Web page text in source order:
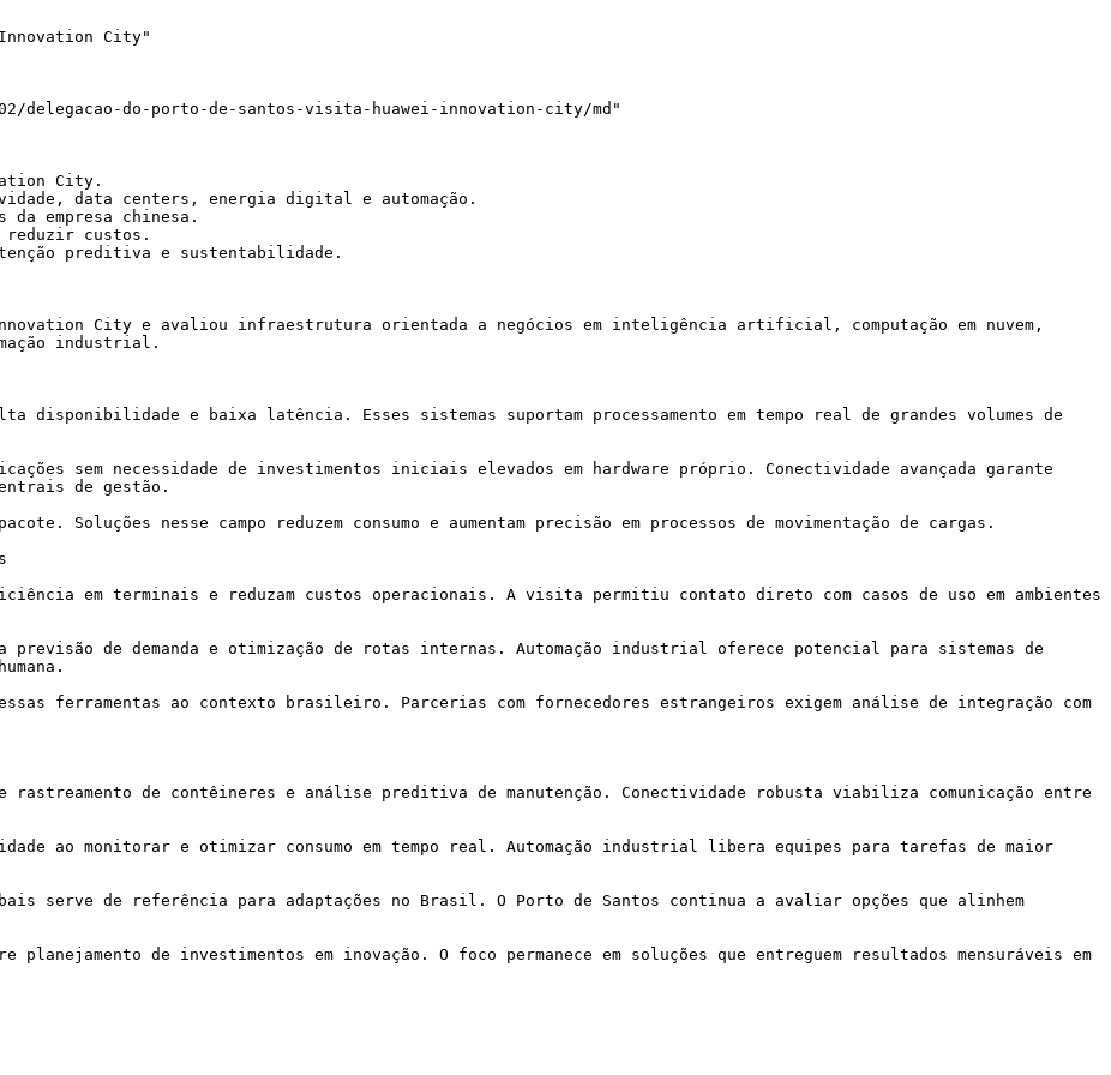
City"
do-porto-de-santos-visita-huawei-innovation-city/md"
City.
data centers, energia digital e automação.
empresa chinesa.
reduzir custos.
preditiva e sustentabilidade.
City e avaliou infraestrutura orientada a negócios em inteligência artificial, computação em nuvem,
industrial.
disponibilidade e baixa latência. Esses sistemas suportam processamento em tempo real de grandes volumes de
sem necessidade de investimentos iniciais elevados em hardware próprio. Conectividade avançada garante
de gestão.
Soluções nesse campo reduzem consumo e aumentam precisão em processos de movimentação de cargas.
em terminais e reduzam custos operacionais. A visita permitiu contato direto com casos de uso em ambientes
de demanda e otimização de rotas internas. Automação industrial oferece potencial para sistemas de
ferramentas ao contexto brasileiro. Parcerias com fornecedores estrangeiros exigem análise de integração com
rastreamento de contêineres e análise preditiva de manutenção. Conectividade robusta viabiliza comunicação entre
ao monitorar e otimizar consumo em tempo real. Automação industrial libera equipes para tarefas de maior
serve de referência para adaptações no Brasil. O Porto de Santos continua a avaliar opções que alinhem
de investimentos em inovação. O foco permanece em soluções que entreguem resultados mensuráveis em